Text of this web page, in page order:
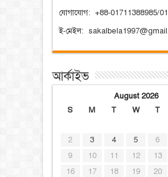
যোগাযোগ: +88-01711388985/
ই-মেইল:
আর্কাইভ
August 2026
S
M T W T
2
3 4 5 6
9
10 11 12 13
16
17 18 19 20